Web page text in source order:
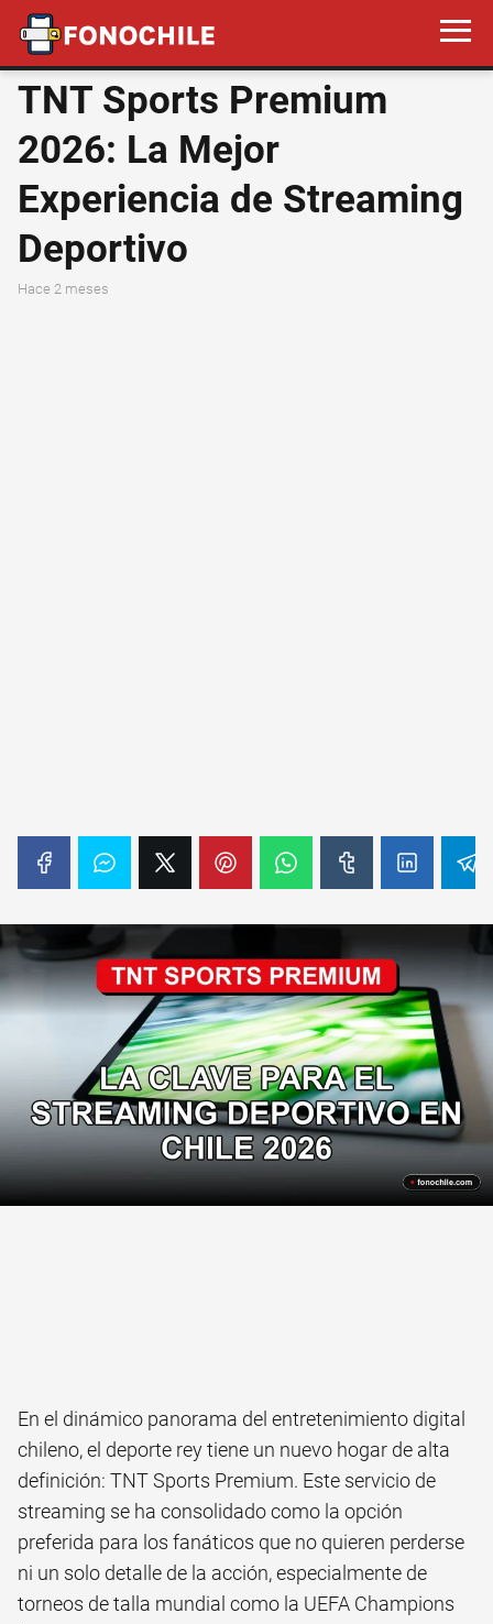
TNT Sports Premium
2026: La Mejor
Experiencia de Streaming
Deportivo
hace 2 meses
En el dinámico panorama del entretenimiento digital
chileno, el deporte rey tiene un nuevo hogar de alta
definición: TNT Sports Premium. Este servicio de
streaming se ha consolidado como la opción
preferida para los fanáticos que no quieren perderse
ni un solo detalle de la acción, especialmente de
torneos de talla mundial como la UEFA Champions